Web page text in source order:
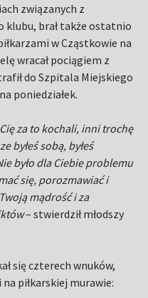
związanych z
klubu, brał także ostatnio
w Cząstkowie na
wracał pociągiem z
do Szpitala Miejskiego
poniedziałek.
za to kochali, inni trochę
byłeś sobą, byłeś
było dla Ciebie problemu
się, porozmawiać i
mądrość i za
– stwierdził młodszy
się czterech wnuków,
piłkarskiej murawie: